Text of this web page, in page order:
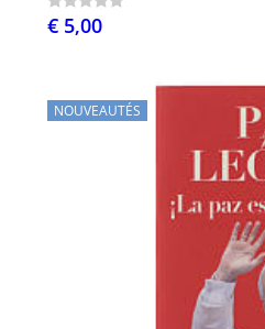
€ 5,00
NOUVEAUTÉS